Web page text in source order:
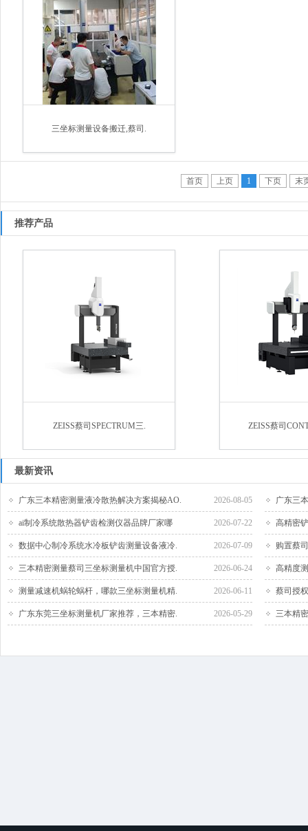
三坐标测量设备搬迁,蔡司.
首页 上页 1 下页 末
推荐产品
ZEISS蔡司SPECTRUM三. ZEISS蔡司
最新资讯
2026-08-05
广东三本精密测量液冷散热解决方案揭秘AO. 广东三
2026-07-22
ai制冷系统散热器铲齿检测仪器品牌厂家哪 高精密
2026-07-09
数据中心制冷系统水冷板铲齿测量设备液冷. 购置蔡
2026-06-24
三本精密测量蔡司三坐标测量机中国官方授. 高精度
2026-06-11
测量减速机蜗轮蜗杆，哪款三坐标测量机精. 蔡司授
2026-05-29
广东东莞三坐标测量机厂家推荐，三本精密. 三本精